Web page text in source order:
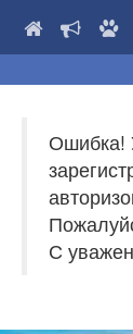
Ошибка!
С